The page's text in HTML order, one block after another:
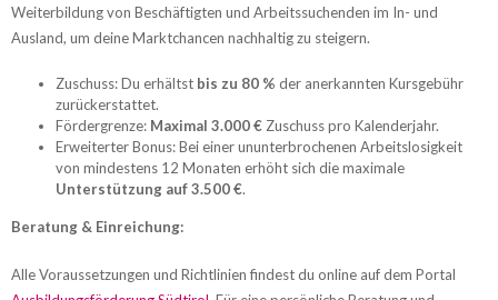
Weiterbildung von Beschäftigten und Arbeitssuchenden im In- und
Ausland, um deine Marktchancen nachhaltig zu steigern.
Zuschuss: Du erhältst bis zu 80 % der anerkannten Kursgebühr
zurückerstattet.
Fördergrenze: Maximal 3.000 € Zuschuss pro Kalenderjahr.
Erweiterter Bonus: Bei einer ununterbrochenen Arbeitslosigkeit
von mindestens 12 Monaten erhöht sich die maximale
Unterstützung auf 3.500 €.
Beratung & Einreichung:
Alle Voraussetzungen und Richtlinien findest du online auf dem Portal